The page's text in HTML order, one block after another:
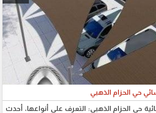
حي الحزام الذهبي
حي الحزام الذهبي: التعرف على أنواعها، أحدث